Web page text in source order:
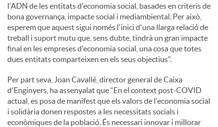
l'ADN de les entitats d'economia social, basades en criteris de
bona governança, impacte social i mediambiental. Per això,
esperem que aquest sigui només l'inici d'una llarga relació de
treball i suport mutu que, sens dubte, tindrà un gran impacte
final en les empreses d'economia social, una cosa que totes
dues entitats comparteixen en els seus objectius”.
Per part seva, Joan Cavallé, director general de Caixa
d'Enginyers, ha assenyalat que “En el context post-COVID
actual, es posa de manifest que els valors de l'economia social
i solidària donen respostes a les necessitats socials i
econòmiques de la població. És necessari innovar i millorar